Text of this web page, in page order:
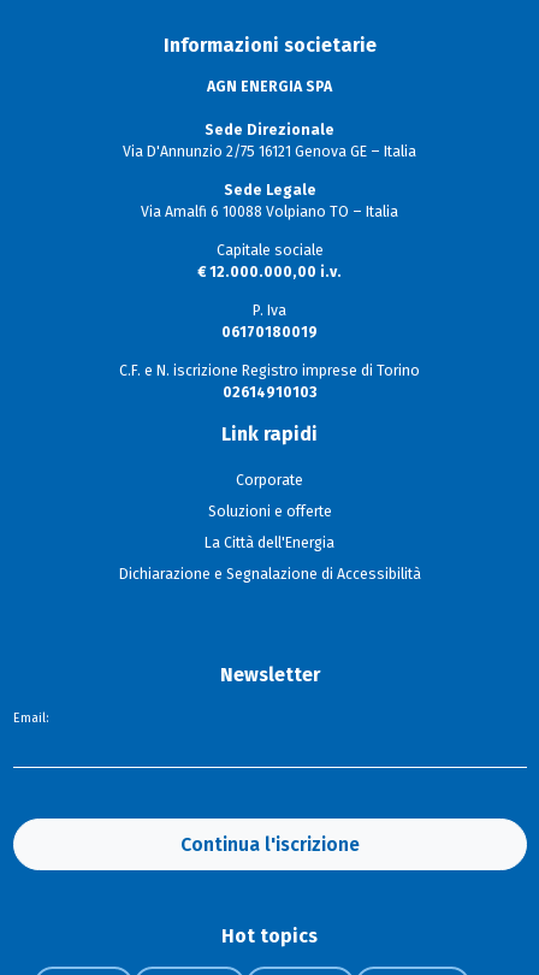
Informazioni societarie
AGN ENERGIA SPA
Sede Direzionale
Via D'Annunzio 2/75 16121 Genova GE – Italia
Sede Legale
Via Amalfi 6 10088 Volpiano TO – Italia
Capitale sociale
€ 12.000.000,00 i.v.
P. Iva
06170180019
C.F. e N. iscrizione Registro imprese di Torino
02614910103
Link rapidi
Corporate
Soluzioni e offerte
La Città dell'Energia
Dichiarazione e Segnalazione di Accessibilità
Newsletter
Email:
Continua l'iscrizione
Hot topics